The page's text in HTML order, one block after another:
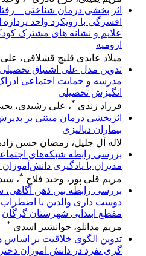
اثر بخشی درمان شناختی –
افسرگی با رویکرد واحد
علایم و نشانه های مشترک
ارومیه
میلاد عابدی قلیچ قشلاقی،
تدوین مدل علی اشتیاق
مدرسه و حمایت اجتماعی
انگیزش تحصیلی
فرزاد زندی * ، علی رشیدی،
اثربخشی درمان مبتنی بر
بیماران دیالیزی
لاله آل جلیل، رمضان حسن
بررسی رابطه شبکه‌های
مدیران با یادگیری
مریم قلی پور، وحید فلاح *،
بررسی رابطه بین ذهن آگاهی،
دوست داری والدین با اضطراب
مقطع ابتدایی شهرستان گرگان
مریم مدانلو، جوانشیر اسدی *
تدوین الگوی خلاقیت بر
گری تفرد در دانش اموزان